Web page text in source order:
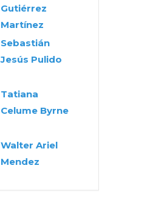
Gutiérrez
Martínez
Sebastián
Jesús Pulido
Tatiana
Celume Byrne
Walter Ariel
Mendez